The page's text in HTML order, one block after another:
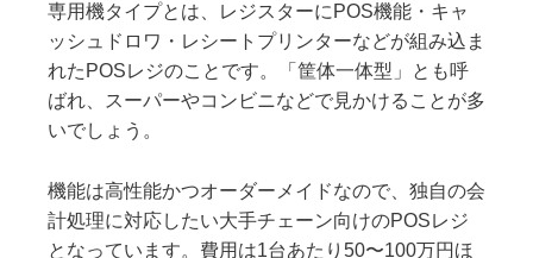
専用機タイプとは、レジスターにPOS機能・キャ
ッシュドロワ・レシートプリンターなどが組み込ま
れたPOSレジのことです。「筐体一体型」とも呼
ばれ、スーパーやコンビニなどで見かけることが多
いでしょう。
機能は高性能かつオーダーメイドなので、独自の会
計処理に対応したい大手チェーン向けのPOSレジ
となっています。費用は1台あたり50〜100万円ほ